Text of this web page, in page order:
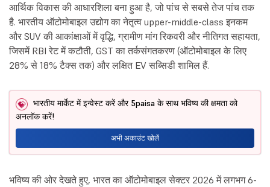
आर्थिक विकास की आधारशिला बना हुआ है, जो पांच से सबसे तेज पांच तक
है. भारतीय ऑटोमोबाइल उद्योग का नेतृत्व upper-middle-class इनकम
और SUV की आकांक्षाओं में वृद्धि, ग्रामीण मांग रिकवरी और नीतिगत सहायता,
जिसमें RBI रेट में कटौती, GST का तर्कसंगतकरण (ऑटोमोबाइल के लिए
28% से 18% टैक्स तक) और लक्षित EV सब्सिडी शामिल हैं.
भारतीय मार्केट में इन्वेस्ट करें और 5paisa के साथ भविष्य की क्षमता को
अनलॉक करें!
अभी अकाउंट खोलें
भविष्य की ओर देखते हुए, भारत का ऑटोमोबाइल सेक्टर 2026 में लगभग 6-